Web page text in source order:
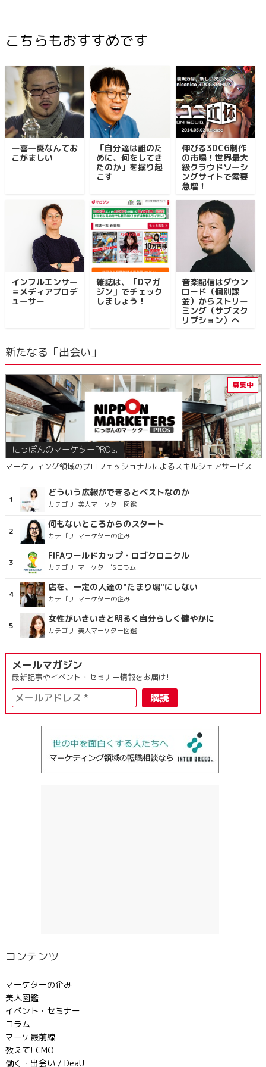
こちらもおすすめです
一喜一憂なんてお
こがましい
「自分達は誰のた
めに、何をしてき
たのか」を掘り起
こす
伸びる3DCG制作
の市場！世界最大
級クラウドソーシ
ングサイトで需要
急増！
インフルエンサー
＝メディアプロデ
ューサー
雑誌は、「Dマガ
ジン」でチェック
しましょう！
音楽配信はダウン
ロード（個別課
金）からストリー
ミング（サブスク
リプション）へ
新たなる「出会い」
にっぽんのマーケターPROs.
マーケティング領域のプロフェッショナルによるスキルシェアサービス
どういう広報ができるとベストなのか
カテゴリ: 美人マーケター図鑑
何もないところからのスタート
カテゴリ: マーケターの企み
FIFAワールドカップ・ロゴクロニクル
カテゴリ: マーケター’Sコラム
店を、一定の人達の"たまり場"にしない
カテゴリ: マーケターの企み
女性がいきいきと明るく自分らしく健やかに
カテゴリ: 美人マーケター図鑑
メールマガジン
最新記事やイベント・セミナー情報をお届け!
コンテンツ
マーケターの企み
美人図鑑
イベント・セミナー
コラム
マーケ最前線
教えて! CMO
働く・出会い / DeaU